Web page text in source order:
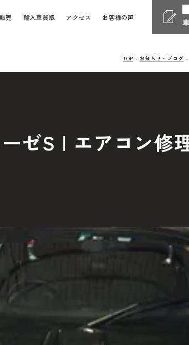
売 輸入車買取 アクセス お客様の声
電話受付時間 10:00 -
Form 24時間受付対応の お問い合
・メールなどのご連絡方法意外にも、オンラインでの
い合わせフォームにて、オンラインでのご連絡をご希望
TOP お知らせ・ブログ
ゼS | エアコン修